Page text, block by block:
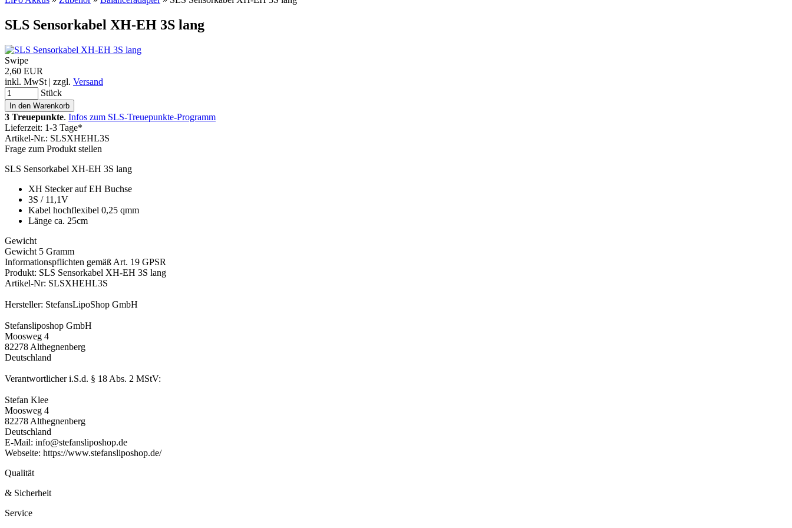
SLS Sensorkabel XH-EH 3S lang
Swipe
2,60 EUR
inkl. MwSt | zzgl. Versand
Stück
3 Treuepunkte. Infos zum SLS-Treuepunkte-Programm
Lieferzeit: 1-3 Tage*
Artikel-Nr.: SLSXHEHL3S
Frage zum Produkt stellen
SLS Sensorkabel XH-EH 3S lang
XH Stecker auf EH Buchse
3S / 11,1V
Kabel hochflexibel 0,25 qmm
Länge ca. 25cm
Gewicht
Gewicht 5 Gramm
Informationspflichten gemäß Art. 19 GPSR
Produkt: SLS Sensorkabel XH-EH 3S lang
Artikel-Nr: SLSXHEHL3S
Hersteller: StefansLipoShop GmbH
Stefansliposhop GmbH
Moosweg 4
82278 Althegnenberg
Deutschland
Verantwortlicher i.S.d. § 18 Abs. 2 MStV:
Stefan Klee
Moosweg 4
82278 Althegnenberg
Deutschland
E-Mail: info@stefansliposhop.de
Webseite: https://www.stefansliposhop.de/
Qualität
& Sicherheit
Service